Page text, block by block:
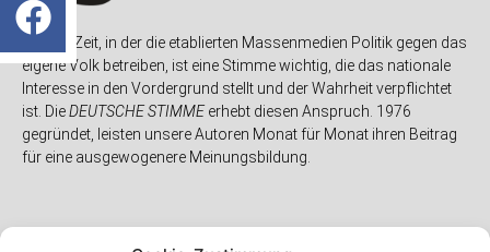
In einer Zeit, in der die etablierten Massenmedien Politik gegen das
eigene Volk betreiben, ist eine Stimme wichtig, die das nationale
Interesse in den Vordergrund stellt und der Wahrheit verpflichtet
ist. DieDEUTSCHE STIMMEerhebt diesen Anspruch. 1976
gegründet, leisten unsere Autoren Monat für Monat ihren Beitrag
für eine ausgewogenere Meinungsbildung.